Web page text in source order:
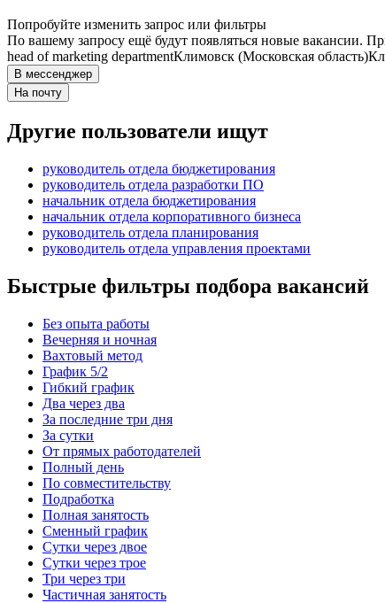
Попробуйте изменить запрос или фильтры
По вашему запросу ещё будут появляться новые вакансии.
head of marketing departmentКлимовск (Московская область)
В мессенджер
На почту
Другие пользователи ищут
руководитель отдела бюджетирования
руководитель отдела разработки ПО
начальник отдела бюджетирования
начальник отдела корпоративного бизнеса
руководитель отдела планирования
руководитель отдела управления проектами
Быстрые фильтры подбора вакансий
Без опыта работы
Вечерняя и ночная
Вахтовый метод
График 5/2
Гибкий график
Два через два
За последние три дня
За сутки
От прямых работодателей
Полный день
По совместительству
Подработка
Полная занятость
Сменный график
Сутки через двое
Сутки через трое
Три через три
Частичная занятость